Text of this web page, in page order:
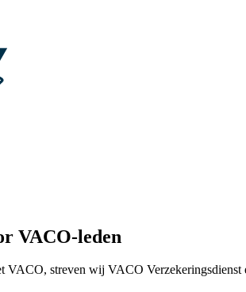
VACO-leden
VACO, streven wij VACO Verzekeringsdienst